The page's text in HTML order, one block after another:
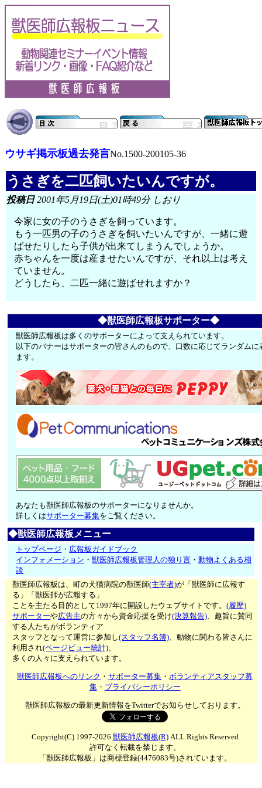
ウサギ掲示板過去発言No.1500-200105-36
うさぎを二匹飼いたいんですが。
投稿日2001年5月19日(土)01時49分 しおり
今家に女の子のうさぎを飼っています。
もう一匹男の子のうさぎを飼いたいんですが、一緒に遊
ばせたりしたら子供が出来てしまうんでしょうか。
赤ちゃんを一度は産ませたいんですが、それ以上は考え
ていません。
どうしたら、二匹一緒に遊ばせれますか？
◆獣医師広報板サポーター◆
獣医師広報板は多くのサポーターによって支えられています。
以下のバナーはサポーターの皆さんのもので、口数に応じてランダムに
ます。
あなたも獣医師広報板のサポーターになりませんか。
詳しくはサポーター募集をご覧ください。
◆獣医師広報板メニュー
トップページ ・ 広報板ガイドブック
インフォメーション ・獣医師広報板管理人の独り言 ・動物よくある相
談
獣医師広報板は、町の犬猫病院の獣医師(主宰者)が「獣医師に広報す
る」「獣医師が広報する」
ことを主たる目的として1997年に開設したウェブサイトです。(履歴)
サポーターや広告主の方々から資金応援を受け(決算報告)、趣旨に賛同
する人たちがボランティア
スタッフとなって運営に参加し(スタッフ名簿)、動物に関わる皆さんに
利用され(ページビュー統計)、
多くの人々に支えられています。
獣医師広報板へのリンク ・サポーター募集 ・ボランティアスタッフ募
集・ プライバシーポリシー
獣医師広報板の最新更新情報をTwitterでお知らせしております。
Copyright(C) 1997-2026 獣医師広報板(R)ALL Rights Reserved
許可なく転載を禁じます。
「獣医師広報板」は商標登録(4476083号)されています。